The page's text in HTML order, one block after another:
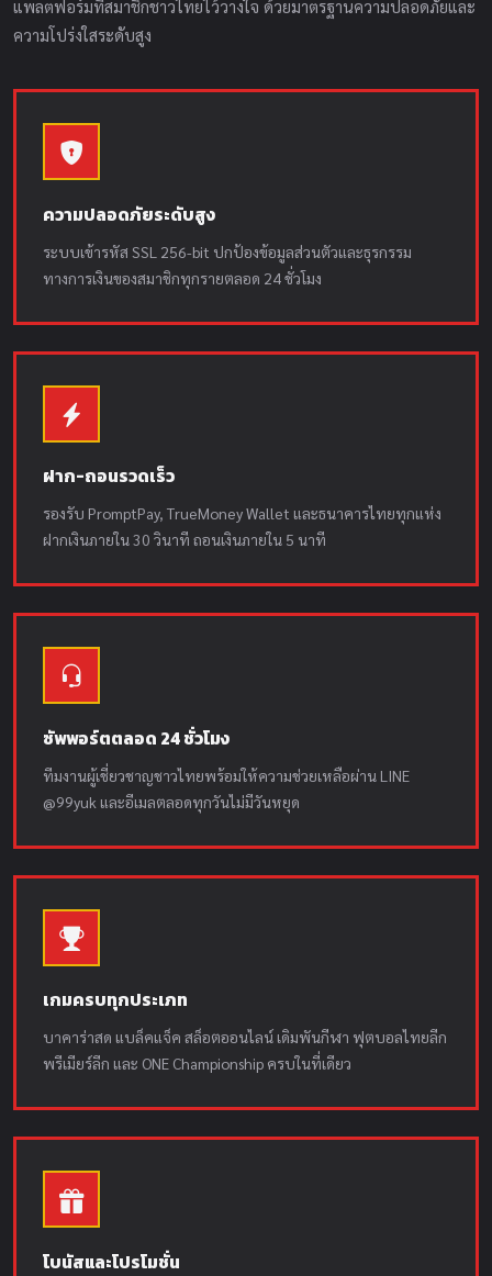
แพลตฟอร์มที่สมาชิกชาวไทยไว้วางใจ ด้วยมาตรฐานความปลอดภัยและ
ความโปร่งใสระดับสูง
ความปลอดภัยระดับสูง
ระบบเข้ารหัส SSL 256-bit ปกป้องข้อมูลส่วนตัวและธุรกรรม
ทางการเงินของสมาชิกทุกรายตลอด 24 ชั่วโมง
ฝาก-ถอนรวดเร็ว
รองรับ PromptPay, TrueMoney Wallet และธนาคารไทยทุกแห่ง
ฝากเงินภายใน 30 วินาที ถอนเงินภายใน 5 นาที
ซัพพอร์ตตลอด 24 ชั่วโมง
ทีมงานผู้เชี่ยวชาญชาวไทยพร้อมให้ความช่วยเหลือผ่าน LINE
@99yuk และอีเมลตลอดทุกวันไม่มีวันหยุด
เกมครบทุกประเภท
บาคาร่าสด แบล็คแจ็ค สล็อตออนไลน์ เดิมพันกีฬา ฟุตบอลไทยลีก
พรีเมียร์ลีก และ ONE Championship ครบในที่เดียว
โบนัสและโปรโมชั่น